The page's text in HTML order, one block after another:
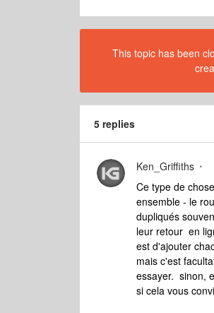
This topic has been
5 replies
Ken_Griffiths
Ce type de
ensemble - le
dupliqués
leur retour en
est d'ajouter
mais c'est
essayer. sinon,
si cela vous